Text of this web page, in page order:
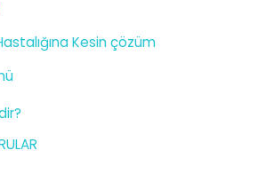
Kesin çözüm